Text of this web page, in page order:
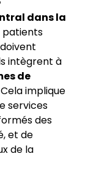
dans la
patients
intègrent à
de
implique
services
des
et de
de la